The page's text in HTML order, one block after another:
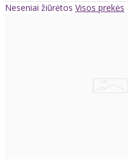
Neseniai žiūrėtos Visos prekės